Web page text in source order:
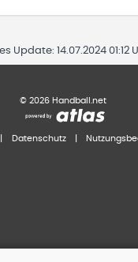
Update: 14.07.2024 01:12
© 2026 Handball.net
Datenschutz